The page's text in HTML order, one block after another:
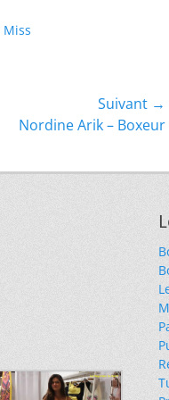
Miss
Suivant →
Nordine Arik – Boxeur